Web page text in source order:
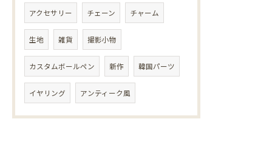
アクセサリー チェーン チャーム
生地 雑貨 撮影小物
カスタムボールペン 新作 韓国パーツ
イヤリング アンティーク風